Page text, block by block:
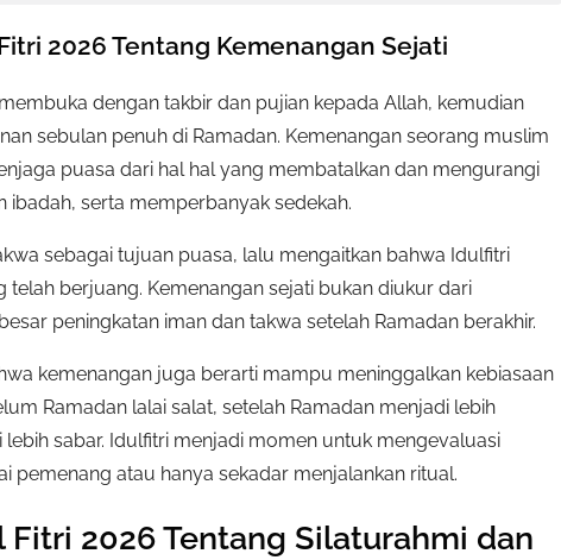
2026 Tentang Kemenangan Sejati
dengan takbir dan pujian kepada Allah, kemudian
sebulan penuh di Ramadan. Kemenangan seorang muslim
puasa dari hal hal yang membatalkan dan mengurangi
serta memperbanyak sedekah.
sebagai tujuan puasa, lalu mengaitkan bahwa Idulfitri
telah berjuang. Kemenangan sejati bukan diukur dari
peningkatan iman dan takwa setelah Ramadan berakhir.
kemenangan juga berarti mampu meninggalkan kebiasaan
Ramadan lalai salat, setelah Ramadan menjadi lebih
sabar. Idulfitri menjadi momen untuk mengevaluasi
pemenang atau hanya sekadar menjalankan ritual.
2026 Tentang Silaturahmi dan